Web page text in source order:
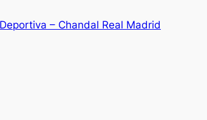
– Chandal Real Madrid